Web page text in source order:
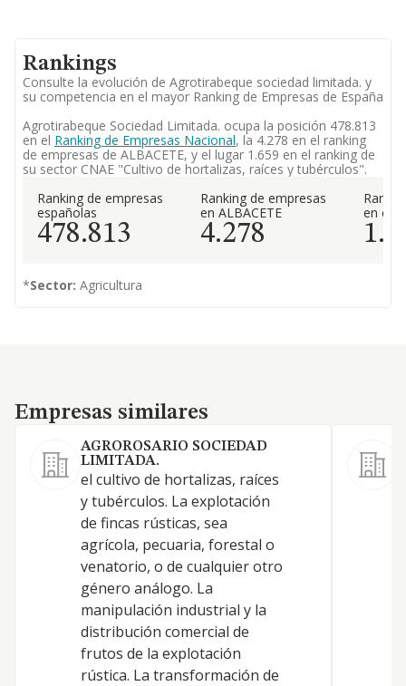
Rankings
Consulte la evolución de Agrotirabeque sociedad limitada. y
su competencia en el mayor Ranking de Empresas de España
Agrotirabeque Sociedad Limitada. ocupa la posición 478.813
en el Ranking de Empresas Nacional, la 4.278 en el ranking
de empresas de ALBACETE, y el lugar 1.659 en el ranking de
su sector CNAE "Cultivo de hortalizas, raíces y tubérculos".
Ranking de empresas
españolas
478.813
Ranking de empresas
en ALBACETE
4.278
en el
*Sector: Agricultura
Empresas similares
Empresas similares
AGROROSARIO SOCIEDAD
LIMITADA.
el cultivo de hortalizas, raíces
y tubérculos. La explotación
de fincas rústicas, sea
agrícola, pecuaria, forestal o
venatorio, o de cualquier otro
género análogo. La
manipulación industrial y la
distribución comercial de
frutos de la explotación
rústica. La transformación de